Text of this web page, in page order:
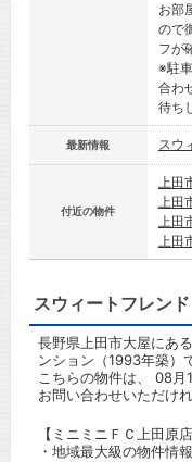
お部
ので
フが
※駐
合わ
待ち
最新情報 スウ
付近の物件
上田
上田
上田
上田
スウィートフレンド
長野県上田市大屋にあ
ンション（1993年築）
こちらの物件は、 08月
お問い合わせいただけ
【ミニミニＦＣ上田原
・地域最大級の物件情報